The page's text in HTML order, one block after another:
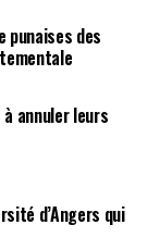
punaises des
annuler leurs
d’Angers qui